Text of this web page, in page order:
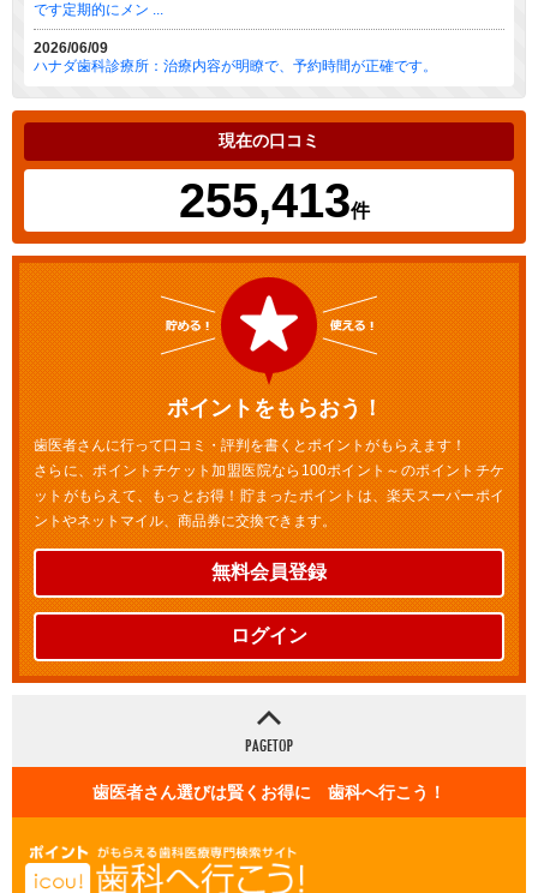
です定期的にメン ...
2026/06/09
ハナダ歯科診療所：治療内容が明瞭で、予約時間が正確です。
現在の口コミ
255,413件
ポイントをもらおう！
歯医者さんに行って口コミ・評判を書くとポイントがもらえます！
さらに、ポイントチケット加盟医院なら100ポイント～のポイントチケ
ットがもらえて、もっとお得！貯まったポイントは、楽天スーパーポイ
ントやネットマイル、商品券に交換できます。
無料会員登録
ログイン
歯医者さん選びは賢くお得に 歯科へ行こう！